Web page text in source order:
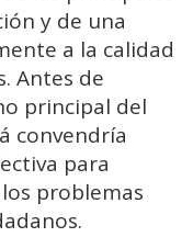
y de una
a la calidad
Antes de
principal del
convendría
para
problemas